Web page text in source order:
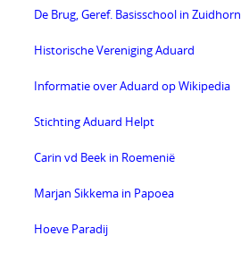
De Brug, Geref. Basisschool in Zuidhorn
Historische Vereniging Aduard
Informatie over Aduard op Wikipedia
Stichting Aduard Helpt
Carin vd Beek in Roemenië
Marjan Sikkema in Papoea
Hoeve Paradij